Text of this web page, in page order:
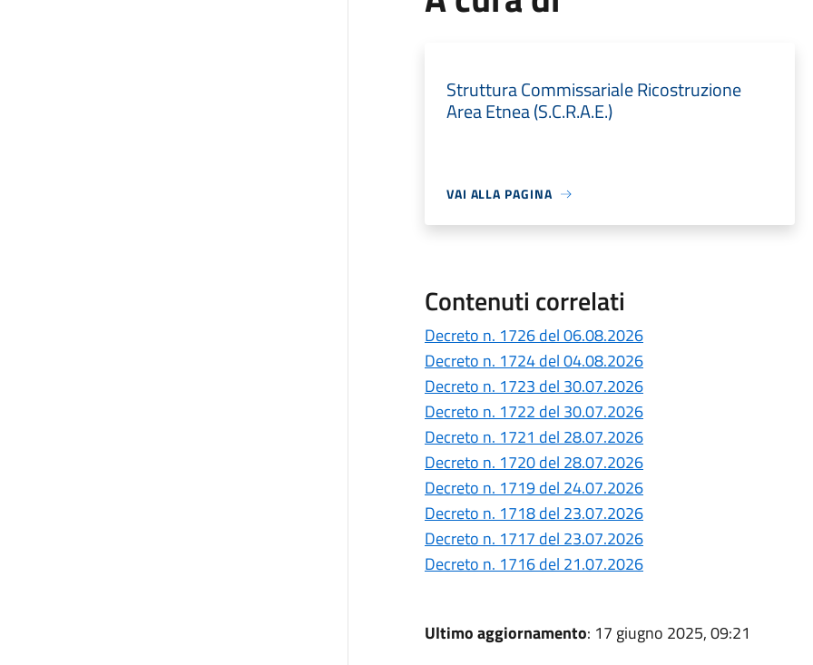
Struttura Commissariale Ricostruzione
Area Etnea (S.C.R.A.E.)
VAI ALLA PAGINA
Contenuti correlati
Decreto n. 1726 del 06.08.2026
Decreto n. 1724 del 04.08.2026
Decreto n. 1723 del 30.07.2026
Decreto n. 1722 del 30.07.2026
Decreto n. 1721 del 28.07.2026
Decreto n. 1720 del 28.07.2026
Decreto n. 1719 del 24.07.2026
Decreto n. 1718 del 23.07.2026
Decreto n. 1717 del 23.07.2026
Decreto n. 1716 del 21.07.2026
Ultimo aggiornamento: 17 giugno 2025, 09:21